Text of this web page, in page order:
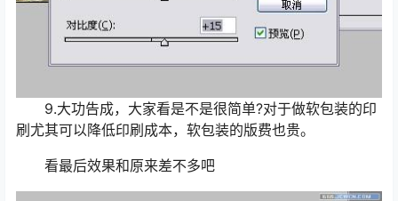
9.大功告成，大家看是不是很简单?对于做软包装的印
刷尤其可以降低印刷成本，软包装的版费也贵。
看最后效果和原来差不多吧